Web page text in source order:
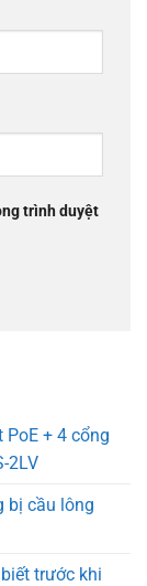
trình duyệt
+ 4 cổng
2LV
bị cầu lông
trước khi